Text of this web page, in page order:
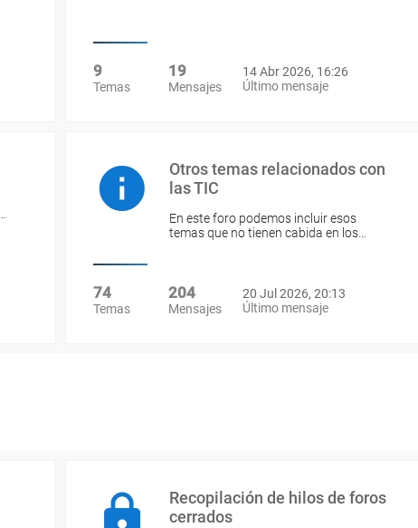
9
Temas
19
Mensajes
14 Abr 2026, 16:26
Último mensaje
Otros temas relacionados con
las TIC
En este foro podemos incluir esos
temas que no tienen cabida en los…
74
Temas
204
Mensajes
20 Jul 2026, 20:13
Último mensaje
Recopilación de hilos de foros
cerrados